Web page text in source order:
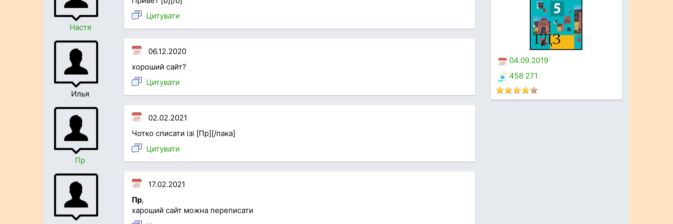
Настя
Цитувати
Илья
06.12.2020
хороший сайт?
Цитувати
Пр
02.02.2021
Чотко списати ізі [Пр][/пака]
Цитувати
17.02.2021
Пр,
хароший сайт можна переписати
04.09.2019
458 271